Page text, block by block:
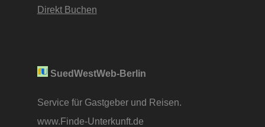
Direkt Buchen
SuedWestWeb-Berlin
Service für Gastgeber und Reisen.
www.Finde-Unterkunft.de